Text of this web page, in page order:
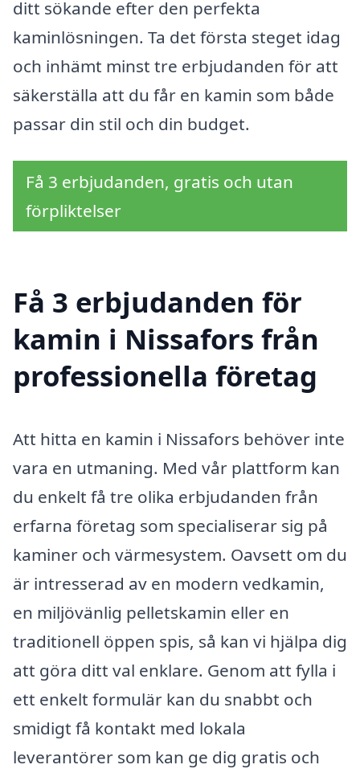
ditt sökande efter den perfekta
kaminlösningen. Ta det första steget idag
och inhämt minst tre erbjudanden för att
säkerställa att du får en kamin som både
passar din stil och din budget.
Få 3 erbjudanden, gratis och utan
förpliktelser
Få 3 erbjudanden för
kamin i Nissafors från
professionella företag
Att hitta en kamin i Nissafors behöver inte
vara en utmaning. Med vår plattform kan
du enkelt få tre olika erbjudanden från
erfarna företag som specialiserar sig på
kaminer och värmesystem. Oavsett om du
är intresserad av en modern vedkamin,
en miljövänlig pelletskamin eller en
traditionell öppen spis, så kan vi hjälpa dig
att göra ditt val enklare. Genom att fylla i
ett enkelt formulär kan du snabbt och
smidigt få kontakt med lokala
leverantörer som kan ge dig gratis och